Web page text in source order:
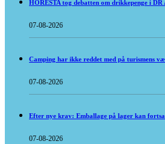
HORESTA tog debatten om drikkepenge i DR
07-08-2026
Camping har ikke reddet med på turismens
07-08-2026
Efter nye krav: Emballage på lager kan
07-08-2026